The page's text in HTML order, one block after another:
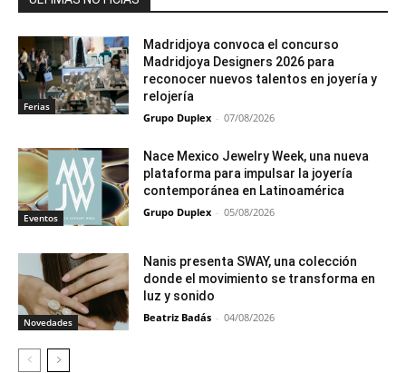
Ferias
Madridjoya convoca el concurso
Madridjoya Designers 2026 para
reconocer nuevos talentos en joyería y
relojería
Grupo Duplex - 07/08/2026
Eventos
Nace Mexico Jewelry Week, una nueva
plataforma para impulsar la joyería
contemporánea en Latinoamérica
Grupo Duplex - 05/08/2026
Novedades
Nanis presenta SWAY, una colección
donde el movimiento se transforma en
luz y sonido
Beatriz Badás - 04/08/2026